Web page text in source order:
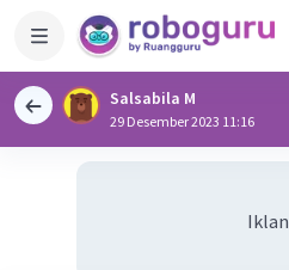
Salsabila M
29 Desember 2023 11:16
Iklan